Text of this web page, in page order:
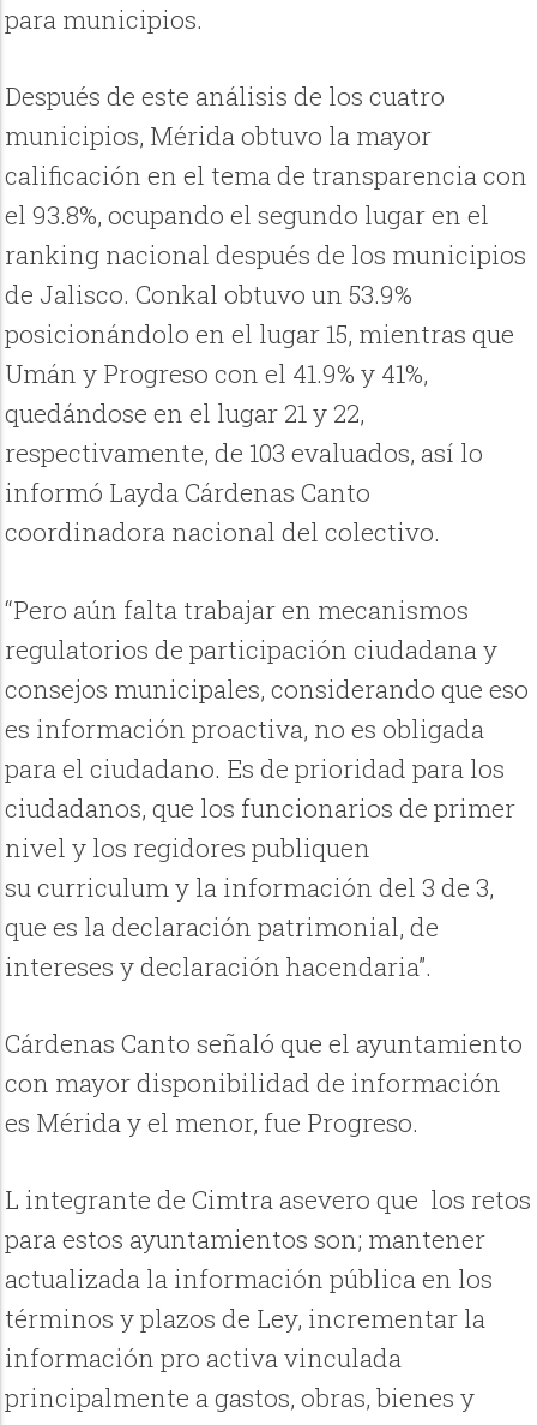
para municipios.
Después de este análisis de los cuatro
municipios, Mérida obtuvo la mayor
calificación en el tema de transparencia con
el 93.8%, ocupando el segundo lugar en el
ranking nacional después de los municipios
de Jalisco. Conkal obtuvo un 53.9%
posicionándolo en el lugar 15, mientras que
Umán y Progreso con el 41.9% y 41%,
quedándose en el lugar 21 y 22,
respectivamente, de 103 evaluados, así lo
informó Layda Cárdenas Canto
coordinadora nacional del colectivo.
“Pero aún falta trabajar en mecanismos
regulatorios de participación ciudadana y
consejos municipales, considerando que eso
es información proactiva, no es obligada
para el ciudadano. Es de prioridad para los
ciudadanos, que los funcionarios de primer
nivel y los regidores publiquen
su curriculum y la información del 3 de 3,
que es la declaración patrimonial, de
intereses y declaración hacendaria”.
Cárdenas Canto señaló que el ayuntamiento
con mayor disponibilidad de información
es Mérida y el menor, fue Progreso.
L integrante de Cimtra asevero que los retos
para estos ayuntamientos son; mantener
actualizada la información pública en los
términos y plazos de Ley, incrementar la
información pro activa vinculada
principalmente a gastos, obras, bienes y